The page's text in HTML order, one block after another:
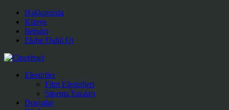
Hakkımızda
Künye
İletişim
Ekibe Dahil Ol
Eleştiriler
Film Eleştirileri
Sinema Yazıları
Dosyalar